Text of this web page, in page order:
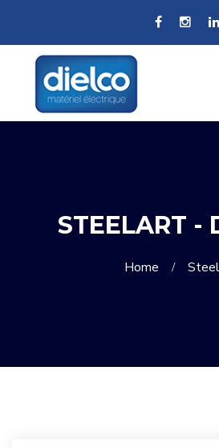
STEELART -
Home